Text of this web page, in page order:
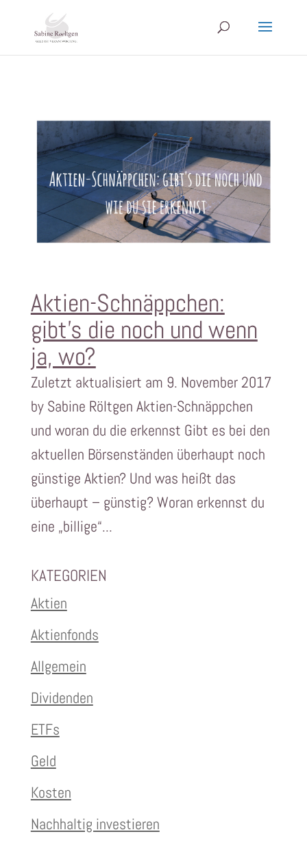
Aktien-Schnäppchen:
gibt’s die noch und wenn
ja, wo?
Zuletzt aktualisiert am 9. November 2017
by Sabine Röltgen Aktien-Schnäppchen
und woran du die erkennst Gibt es bei den
aktuellen Börsenständen überhaupt noch
günstige Aktien? Und was heißt das
überhaupt – günstig? Woran erkennst du
eine „billige“...
KATEGORIEN
Aktien
Aktienfonds
Allgemein
Dividenden
ETFs
Geld
Kosten
Nachhaltig investieren